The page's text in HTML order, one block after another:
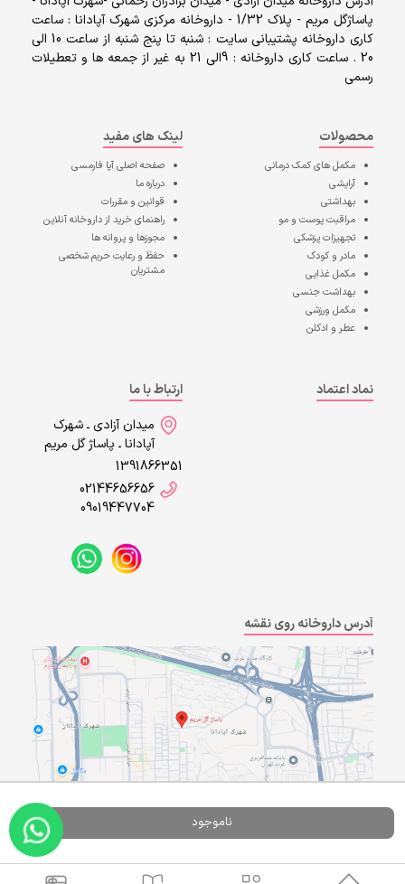
ناموجود
پاساژگل مریم - پلاک 1/32 - داروخانه مرکزی شهرک آپادانا : ساعت
کاری داروخانه پشتیبانی سایت : شنبه تا پنج شنبه از ساعت 10 الی
20 . ساعت کاری داروخانه : 9الی 21 به غیر از جمعه ها و تعطیلات
رسمی
محصولات
مکمل های کمک درمانی
آرایشی
بهداشتی
مراقبت پوست و مو
تجهیزات پزشکی
مادر و کودک
مکمل غذایی
بهداشت جنسی
مکمل ورزشی
عطر و ادکلن
لینک های مفید
صفحه اصلیآپا فارمسی
درباره ما
قوانین و مقررات
راهنمای خرید از داروخانه آنلاین
مجوزها و پروانه ها
حفظ و رعایت حریم شخصی
مشتریان
نماد اعتماد
ارتباط با ما
میدان آزادی ـ شهرک
آپادانا ـ پاساژ گل مریم
1391866351
02144656656
09019447704
آدرس داروخانه روی نقشه
A Pluss
Powered By